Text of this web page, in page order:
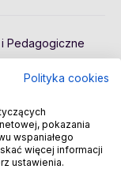
Pedagogiczne
Polityka cookies
pokazania
wspaniałego
więcej informacji
ustawienia.